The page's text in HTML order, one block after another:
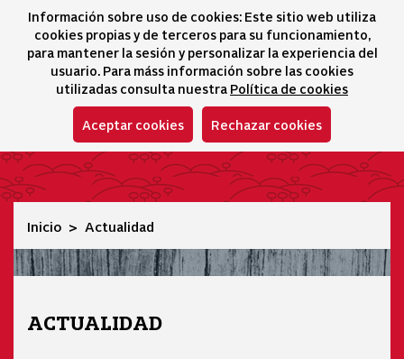
Información sobre uso de cookies: Este sitio web utiliza
cookies propias y de terceros para su funcionamiento,
para mantener la sesión y personalizar la experiencia del
usuario. Para máss información sobre las cookies
utilizadas consulta nuestra Política de cookies
Aceptar cookies Rechazar cookies
Selector idioma
icono
Actualidad
Inicio Actualidad
ACTUALIDAD